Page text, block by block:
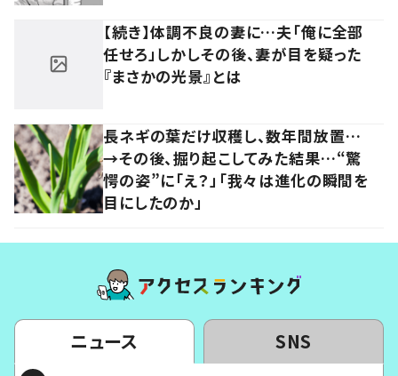
【続き】体調不良の妻に…夫「俺に全部
任せろ」しかしその後、妻が目を疑った
『まさかの光景』とは
長ネギの葉だけ収穫し、数年間放置…
→その後、掘り起こしてみた結果…“驚
愕の姿”に「え？」「我々は進化の瞬間を
目にしたのか」
ニュース SNS